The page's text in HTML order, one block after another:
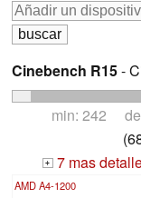
Cinebench R15-
min: 242
+ 7 mas
AMD A4-1200